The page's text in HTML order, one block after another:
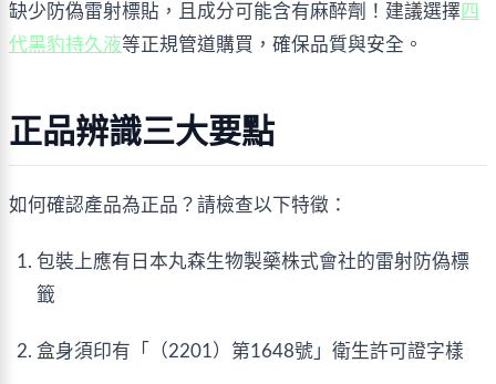
缺少防偽雷射標貼，且成分可能含有麻醉劑！建議選擇 四
代黑豹持久液等正規管道購買，確保品質與安全。
正品辨識三大要點
如何確認產品為正品？請檢查以下特徵：
包裝上應有日本丸森生物製藥株式會社的雷射防偽標
籤
盒身須印有「（2201）第1648號」衛生許可證字樣